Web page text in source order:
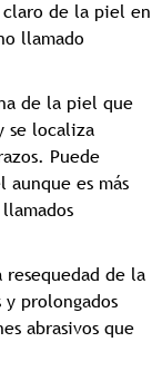
claro de la piel en
llamado
de la piel que
se localiza
Puede
es más
resequedad de la
prolongados
abrasivos que